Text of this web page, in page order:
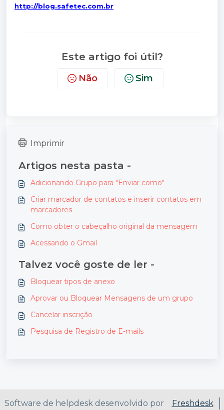
http://blog.safetec.com.br
Este artigo foi útil?
Não Sim
Imprimir
Artigos nesta pasta -
Adicionando Grupo para "Enviar como"
Criar marcador de contatos e inserir contatos em
marcadores
Como obter o cabeçalho original da mensagem
Acessando o Gmail
Talvez você goste de ler -
Bloquear tipos de anexo
Aprovar ou Bloquear Mensagens de um grupo
Cancelar inscrição
Pesquisa de Registro de E-mails
Software de helpdesk desenvolvido por
Freshdesk